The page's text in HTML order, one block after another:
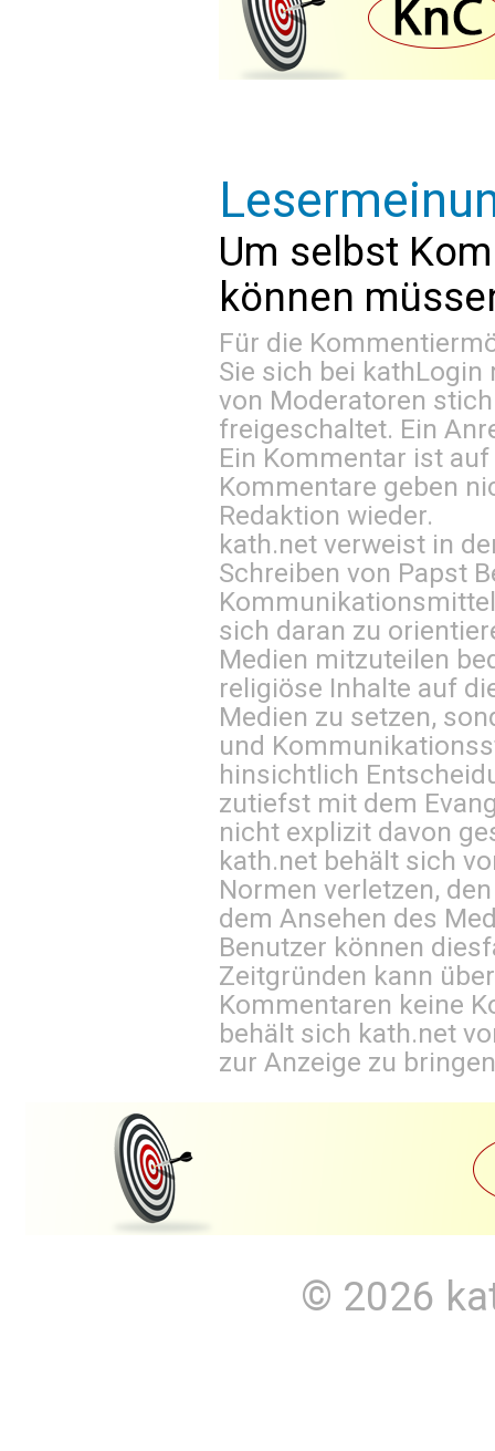
Um selbst
können
Für die
Sie sich bei kathLogin
von Moderatoren
freigeschaltet. Ein
Ein Kommentar ist
Kommentare geben
Redaktion wieder.
kath.net verweist in
Schreiben von Papst
sich daran zu
Medien mitzuteilen
religiöse Inhalte auf
Medien zu setzen,
und
hinsichtlich
zutiefst mit dem
nicht explizit davon
kath.net behält sich
Normen verletzen,
dem Ansehen des
Benutzer können
Zeitgründen kann
Kommentaren keine
behält sich kath.net
zur Anzeige zu
© 2026